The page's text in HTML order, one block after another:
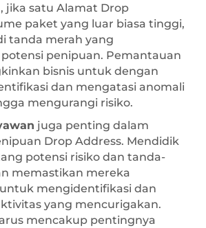
jika satu Alamat Drop
paket yang luar biasa tinggi,
tanda merah yang
penipuan. Pemantauan
bisnis untuk dengan
dan mengatasi anomali
mengurangi risiko.
juga penting dalam
Drop Address. Mendidik
potensi risiko dan tanda-
memastikan mereka
mengidentifikasi dan
yang mencurigakan.
mencakup pentingnya